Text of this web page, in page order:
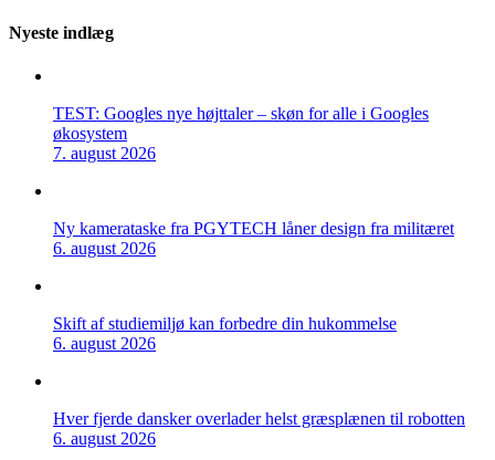
Nyeste indlæg
TEST: Googles nye højttaler – skøn for alle i Googles
økosystem
7. august 2026
Ny kamerataske fra PGYTECH låner design fra militæret
6. august 2026
Skift af studiemiljø kan forbedre din hukommelse
6. august 2026
Hver fjerde dansker overlader helst græsplænen til robotten
6. august 2026